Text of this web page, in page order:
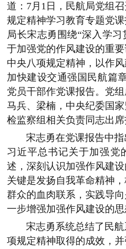
道：7月1日，民航局党组
规定精神学习教育专题党课
局长宋志勇围绕“深入学
于加强党的作风建设的重
中央八项规定精神，以作
加快建设交通强国民航篇
党员干部作党课报告。党组
马兵、梁楠，中央纪委国
检监察组相关负责同志出席
宋志勇在党课报告中
习近平总书记关于加强党
述，深刻认识加强作风建
关键是发扬自我革命精神
群众的血肉联系，实践导
一步增强加强作风建设的思
宋志勇系统总结了民
项规定精神取得的成效，